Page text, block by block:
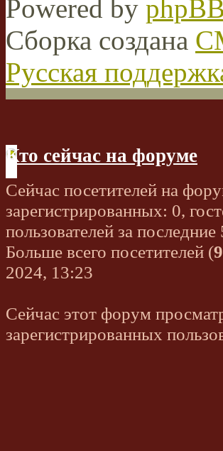
Powered by phpBB
Сборка создана
Русская
Кто сейчас на форуме
Сейчас посетителей на
зарегистрированных: 0,
пользователей за
Больше всего посетителей (
2024, 13:23
Сейчас этот форум
зарегистрированных